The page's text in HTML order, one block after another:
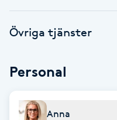
Color correction
D
Damklippning
Övriga tjänster
Personal
Anna